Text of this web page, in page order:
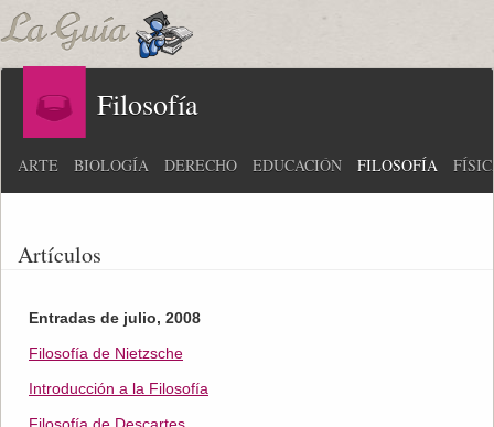
Filosofía
ARTE BIOLOGÍA DERECHO EDUCACIÓN FILOSOFÍA
Artículos
Entradas de julio, 2008
Filosofía de Nietzsche
Introducción a la Filosofía